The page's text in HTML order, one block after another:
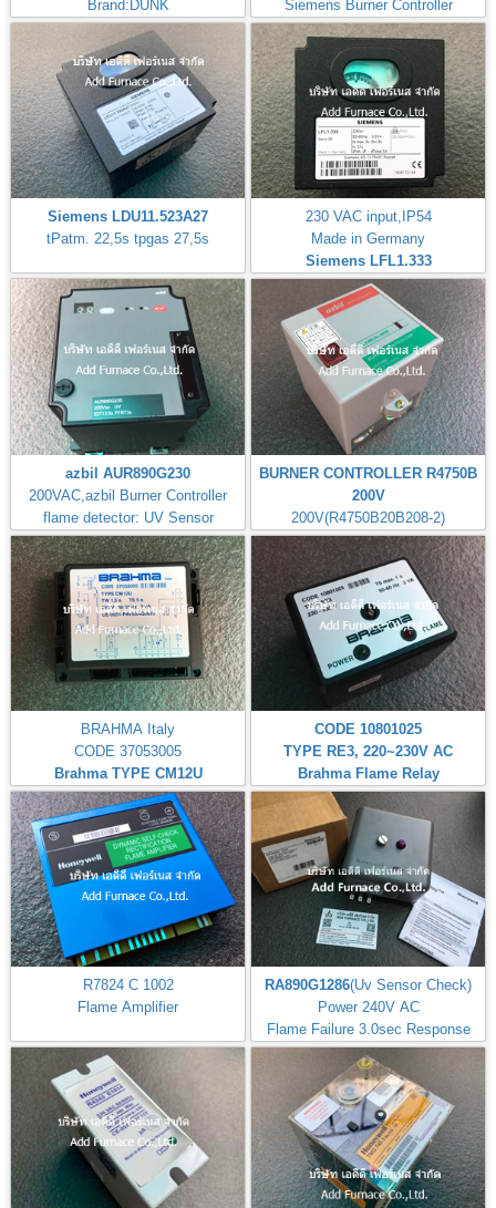
Brand:DUNK Siemens Burner Controller
Siemens LDU11.523A27
tPatm. 22,5s tpgas 27,5s
230 VAC input,IP54
Made in Germany
Siemens LFL1.333
azbil AUR890G230
200VAC,azbil Burner Controller
flame detector: UV Sensor
BURNER CONTROLLER R4750B
200V
200V(R4750B20B208-2)
Made in Japan
BRAHMA Italy
CODE 37053005
Brahma TYPE CM12U
CODE 10801025
TYPE RE3, 220~230V AC
Brahma Flame Relay
R7824 C 1002
Flame Amplifier
RA890G1286(Uv Sensor Check)
Power 240V AC
Flame Failure 3.0sec Response
time